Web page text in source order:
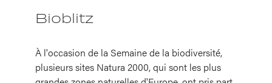
Bioblitz
À l'occasion de la Semaine de la biodiversité,
plusieurs sites Natura 2000, qui sont les plus